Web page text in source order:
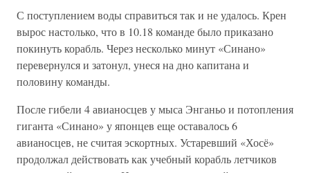
С поступлением воды справиться так и не удалось. Крен
вырос настолько, что в 10.18 команде было приказано
покинуть корабль. Через несколько минут «Синано»
перевернулся и затонул, унеся на дно капитана и
половину команды.
После гибели 4 авианосцев у мыса Энганьо и потопления
гиганта «Синано» у японцев еще оставалось 6
авианосцев, не считая эскортных. Устаревший «Хосё»
продолжал действовать как учебный корабль летчиков